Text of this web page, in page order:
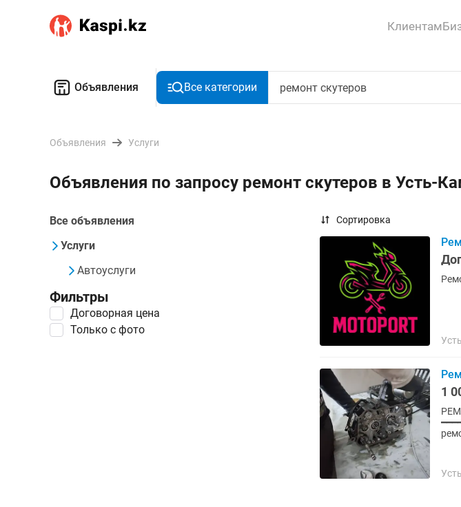
Клиентам
Объявления Все категории
Объявления Услуги
Объявления по запросу ремонт скутеров в Усть-
Все объявления
Услуги
Автоуслуги
Фильтры
Договорная цена
Только с фото
Сортировка
1
━━━━━━━━━━━━━━━